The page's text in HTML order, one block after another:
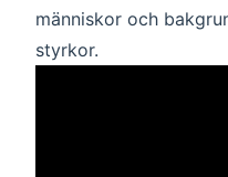
människor och
styrkor.